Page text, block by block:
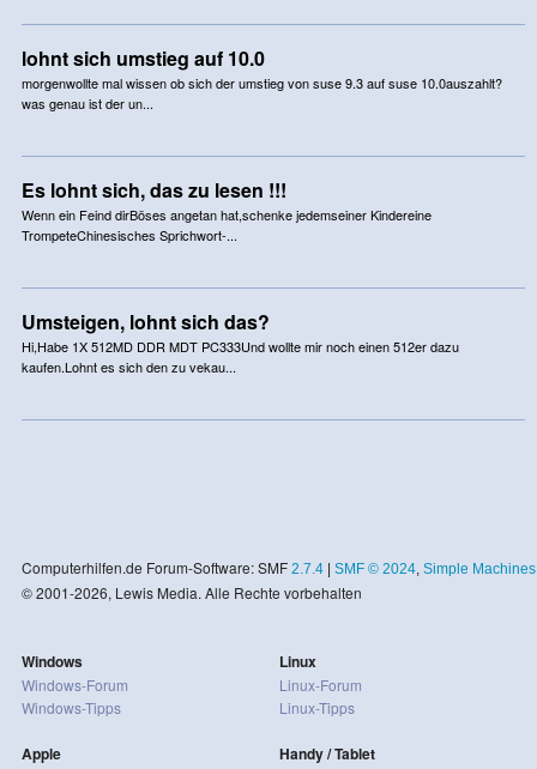
lohnt sich umstieg auf 10.0
morgenwollte mal wissen ob sich der umstieg von suse 9.3 auf suse 10.0auszahlt?
was genau ist der un...
Es lohnt sich, das zu lesen !!!
Wenn ein Feind dirBöses angetan hat,schenke jedemseiner Kindereine
TrompeteChinesisches Sprichwort-...
Umsteigen, lohnt sich das?
Hi,Habe 1X 512MD DDR MDT PC333Und wollte mir noch einen 512er dazu
kaufen.Lohnt es sich den zu vekau...
Computerhilfen.de Forum-Software: SMF 2.7.4| SMF © 2024, Simple Machines
© 2001-2026, Lewis Media. Alle Rechte vorbehalten
Windows
Windows-Forum
Windows-Tipps
Apple
Linux
Linux-Forum
Linux-Tipps
Handy / Tablet